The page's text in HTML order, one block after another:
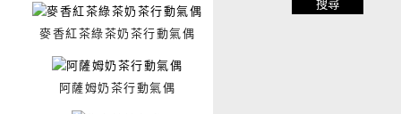
麥香紅茶綠茶奶茶行動氣偶
阿薩姆奶茶行動氣偶